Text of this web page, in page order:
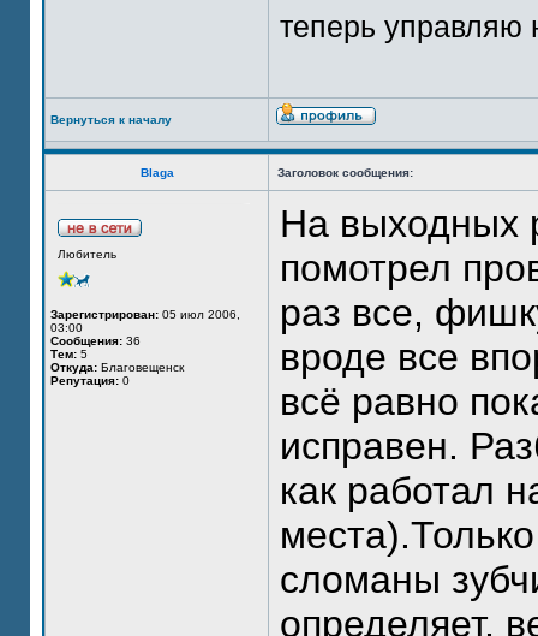
теперь управляю
Вернуться к началу
Blaga Заголовок сообщения:
Любитель
Зарегистрирован: 05 июл 2006,
03:00
Сообщения: 36
Тем: 5
Откуда: Благовещенск
Репутация: 0
На выходных
помотрел
раз все,
вроде все
всё равно
исправен.
как работал
сломаны
определяет,